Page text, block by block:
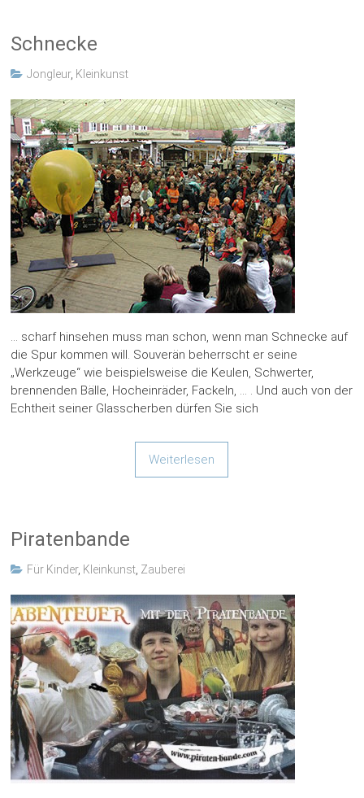
Schnecke
Jongleur, Kleinkunst
… scharf hinsehen muss man schon, wenn man Schnecke auf
die Spur kommen will. Souverän beherrscht er seine
„Werkzeuge“ wie beispielsweise die Keulen, Schwerter,
brennenden Bälle, Hocheinräder, Fackeln, … . Und auch von der
Echtheit seiner Glasscherben dürfen Sie sich
Weiterlesen
Piratenbande
Für Kinder, Kleinkunst Zauberei